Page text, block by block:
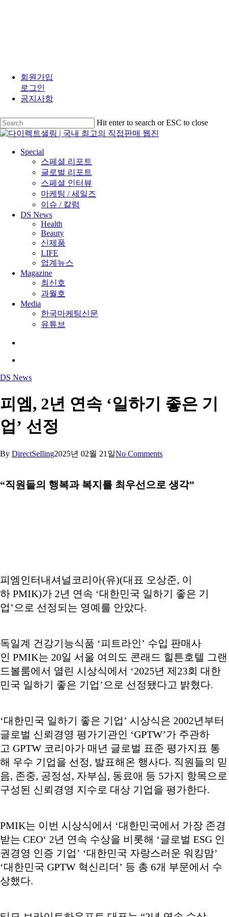
main
content
회원가입
로그인
공지사항
Hit enter to search or ESC to close
Close
search
Menu
Special
스페셜 리포트
글로벌 리포트
스페셜 인터뷰
마케팅 / 세일즈
이슈 / 칼럼
DS News
Health
Beauty
신제품
LIFE
업계뉴스
Magazine
최신호
과월호
Media
한국마케팅신문
유튜브
DS News
피엠, 2년 연속 ‘일하기 좋은 기
업’ 선정
By DirectSelling2025년 02월 21일No Comments
“직원들의 행복과 복지를 최우선으로 생각”
피엠인터내셔널코리아(유)(대표 오상준, 이
하 PMIK)가 2년 연속 ‘대한민국 일하기 좋은 기
업’으로 선정되는 영예를 안았다.
독일계 건강기능식품 ‘피트라인’ 수입 판매사
인 PMIK는 20일 서울 여의도 콘래드 힐튼호텔 그랜
드볼룸에서 열린 시상식에서 ‘2025년 제23회 대한
민국 일하기 좋은 기업’으로 선정됐다고 밝혔다.
‘대한민국 일하기 좋은 기업’ 시상식은 2002년부터
글로벌 신뢰경영 평가기관인 ‘GPTW’가 주관하
고 GPTW 코리아가 매년 글로벌 표준 평가지표 통
해 우수 기업을 선정, 발표해온 행사다. 직원들의 믿
음, 존중, 공정성, 자부심, 동료애 등 5가지 항목으로
구성된 신뢰경영 지수로 대상 기업을 평가한다.
PMIK는 이번 시상식에서 ‘대한민국에서 가장 존경
받는 CEO‘ 2년 연속 수상을 비롯해 ‘글로벌 ESG 인
권경영 인증 기업’ ‘대한민국 자랑스러운 워킹맘’
‘대한민국 GPTW 혁신리더’ 등 총 6개 부문에서 수
상했다.